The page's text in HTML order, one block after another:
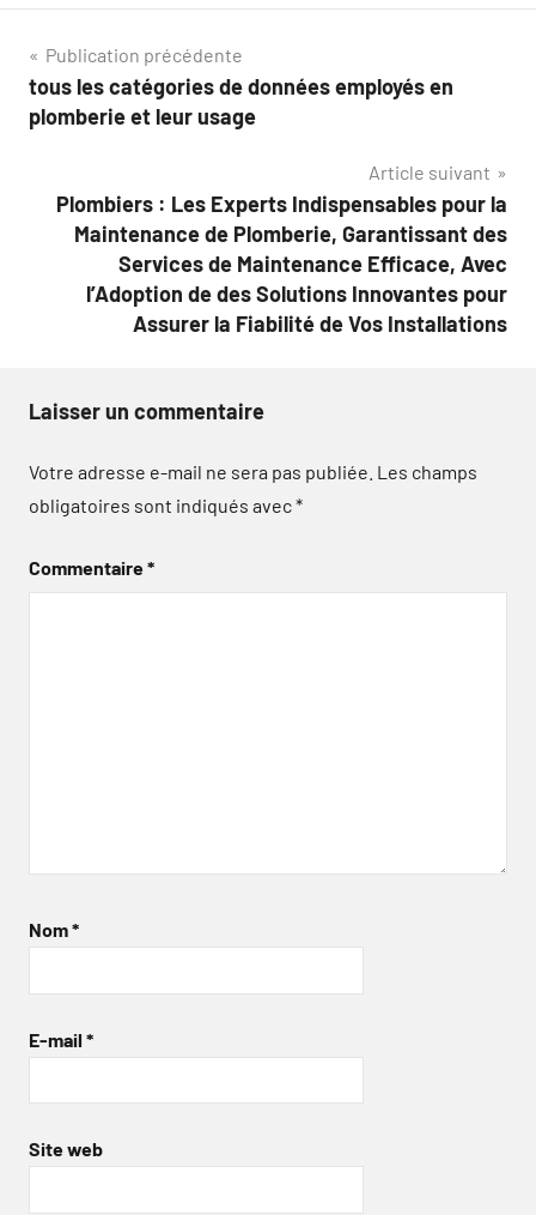
Navigation
de
Publication précédente
tous les catégories de données employés en
plomberie et leur usage
Article suivant
Plombiers : Les Experts Indispensables pour la
Maintenance de Plomberie, Garantissant des
Services de Maintenance Efficace, Avec
l’Adoption de des Solutions Innovantes pour
Assurer la Fiabilité de Vos Installations
Laisser un commentaire
Votre adresse e-mail ne sera pas publiée. Les champs
obligatoires sont indiqués avec*
Commentaire*
Nom*
E-mail *
Site web